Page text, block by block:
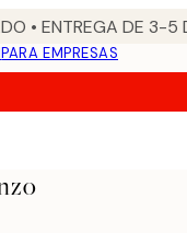
• ENTREGA DE 3-5
PARA EMPRESAS